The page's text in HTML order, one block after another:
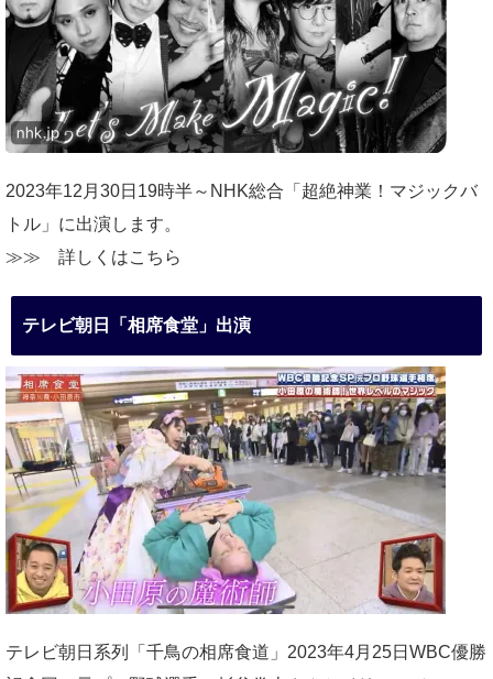
2023年12月30日19時半～NHK総合「超絶神業！マジックバ
トル」に出演します。
≫≫ 詳しくはこちら
テレビ朝日「相席食堂」出演
テレビ朝日系列「千鳥の相席食道」2023年4月25日WBC優勝